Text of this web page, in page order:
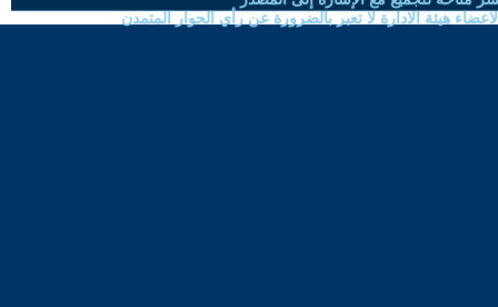
هيئة الادارة لا تعبر بالضرورة عن رأي الحوار المتمدن